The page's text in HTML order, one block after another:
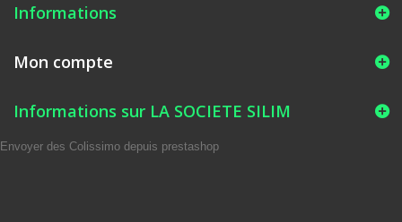
Informations
Mon compte
Informations sur LA SOCIETE SILIM
Envoyer des Colissimo depuis prestashop